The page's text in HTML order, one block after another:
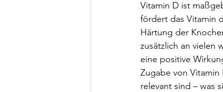
Vitamin D ist
fördert das Vitamin
Härtung der
zusätzlich an vielen
eine positive
Zugabe von
relevant sind – was